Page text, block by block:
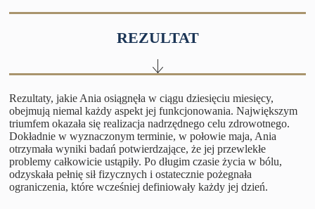
REZULTAT
Rezultaty, jakie Ania osiągnęła w ciągu dziesięciu miesięcy,
obejmują niemal każdy aspekt jej funkcjonowania. Największym
triumfem okazała się realizacja nadrzędnego celu zdrowotnego.
Dokładnie w wyznaczonym terminie, w połowie maja, Ania
otrzymała wyniki badań potwierdzające, że jej przewlekłe
problemy całkowicie ustąpiły. Po długim czasie życia w bólu,
odzyskała pełnię sił fizycznych i ostatecznie pożegnała
ograniczenia, które wcześniej definiowały każdy jej dzień.